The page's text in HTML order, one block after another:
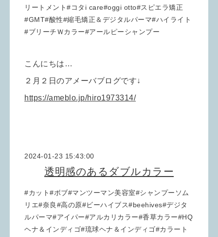
リートメント#コタi care#oggi otto#スピエラ矯正
#GMT#酸性#縮毛矯正＆デジタルパーマ#ハイライト
#ブリーチＷカラー#アールピーシャンプー
こんにちは…
２月２日のアメーバブログです↓
https://ameblo.jp/hiro1973314/
2024-01-23 15:43:00
透明感のあるダブルカラー
#カット#ボブ#マンツーマン美容室#シャンプーソム
リエ#奈良#高の原#ビーハイブス#beehives#デジタ
ルパーマ#アイパー#アルカリカラー#香草カラー#HQ
ヘナ＆インディゴ#琉球ヘナ＆インディゴ#カラート